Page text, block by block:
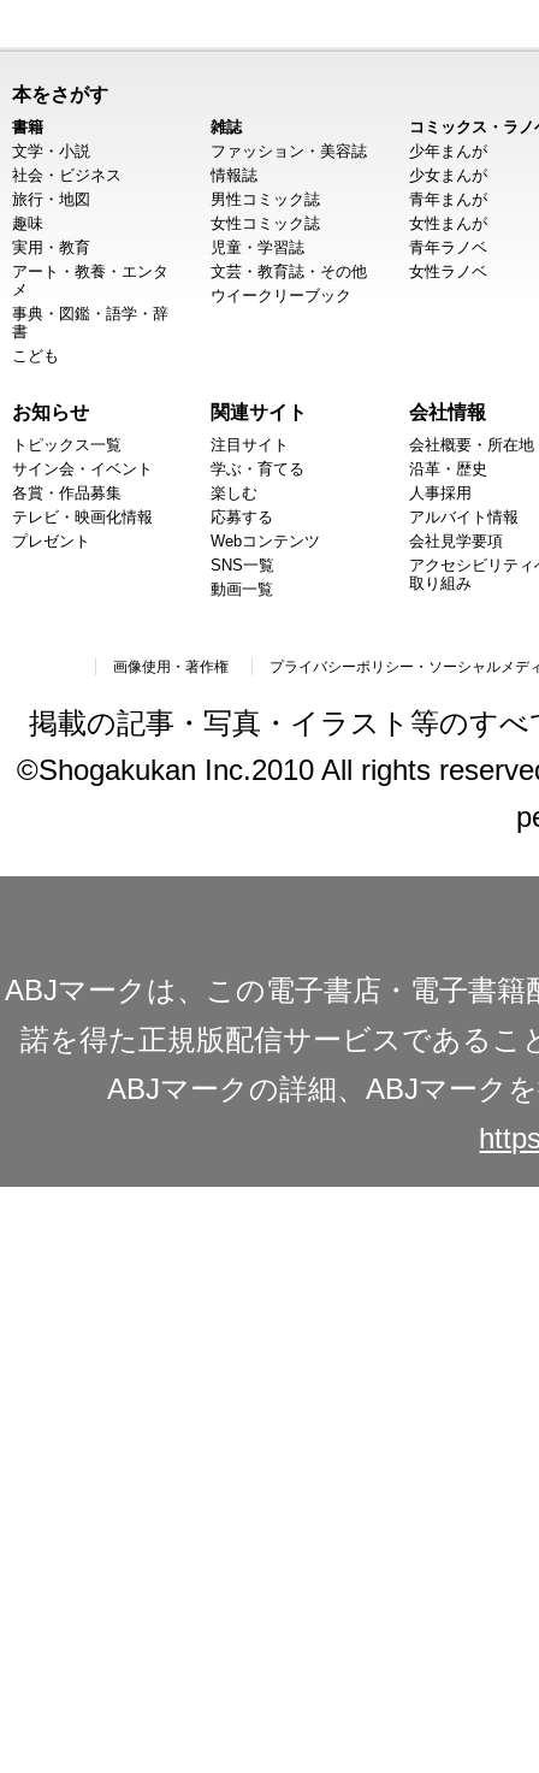
本をさがす
書籍
文学・小説
社会・ビジネス
旅行・地図
趣味
実用・教育
アート・教養・エンタ
メ
事典・図鑑・語学・辞
書
こども
雑誌
ファッション・美容誌
情報誌
男性コミック誌
女性コミック誌
児童・学習誌
文芸・教育誌・その他
ウイークリーブック
コミックス・ラノ
少年まんが
少女まんが
青年まんが
女性まんが
青年ラノベ
女性ラノベ
お知らせ
トピックス一覧
サイン会・イベント
各賞・作品募集
テレビ・映画化情報
プレゼント
関連サイト
注目サイト
学ぶ・育てる
楽しむ
応募する
Webコンテンツ
SNS一覧
動画一覧
会社情報
会社概要・所在地
沿革・歴史
人事採用
アルバイト情報
会社見学要項
アクセシビリティ
取り組み
画像使用・著作権 プライバシーポリシー・ソーシャルメデ
掲載の記事・写真・イラスト等のす
©Shogakukan Inc.2010 All rights
ABJマークは、この電子書店・電子書
諾を得た正規版配信サービスであるこ
ABJマークの詳細、ABJマーク